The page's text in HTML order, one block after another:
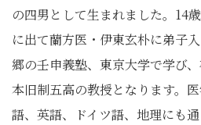
の四男として生まれました。14
に出て蘭方医・ 伊東玄朴に弟子
郷の壬申義塾、東京大学で学び、
本旧制五高の教授となります。
語、英語、ドイツ語、地理にも通